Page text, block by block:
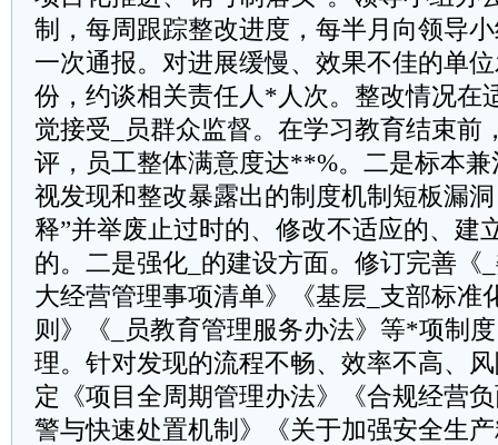
制，每周跟踪整改进度，每半月向领导
一次通报。对进展缓慢、效果不佳的单
份，约谈相关责任人*人次。整改情况在
觉接受_员群众监督。在学习教育结束前
评，员工整体满意度达**%。二是标本
视发现和整改暴露出的制度机制短板漏
释”并举废止过时的、修改不适应的、建
的。二是强化_的建设方面。修订完善《
大经营管理事项清单》《基层_支部标准
则》《_员教育管理服务办法》等*项制
理。针对发现的流程不畅、效率不高、
定《项目全周期管理办法》《合规经营
警与快速处置机制》《关于加强安全生